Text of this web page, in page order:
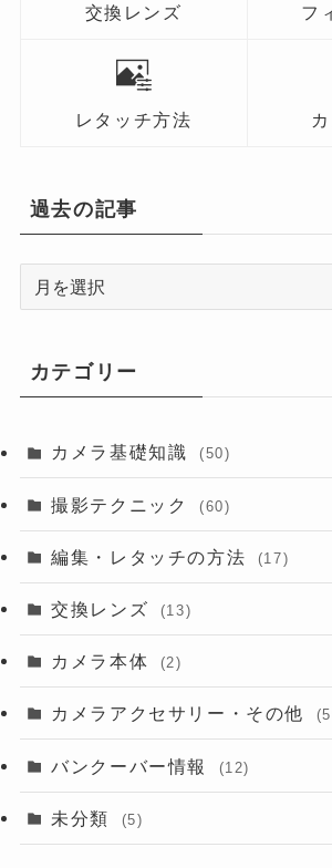
交換レンズ フ
レタッチ方法
過去の記事
記
事
カテゴリー
カメラ基礎知識 (50)
(13)
(6)
撮影テクニック (60)
(8)
編集・レタッチの方法 (17)
交換レンズ (13)
カメラ本体 (2)
カメラアクセサリー・その他
(2)
バンクーバー情報 (12)
未分類 (5)